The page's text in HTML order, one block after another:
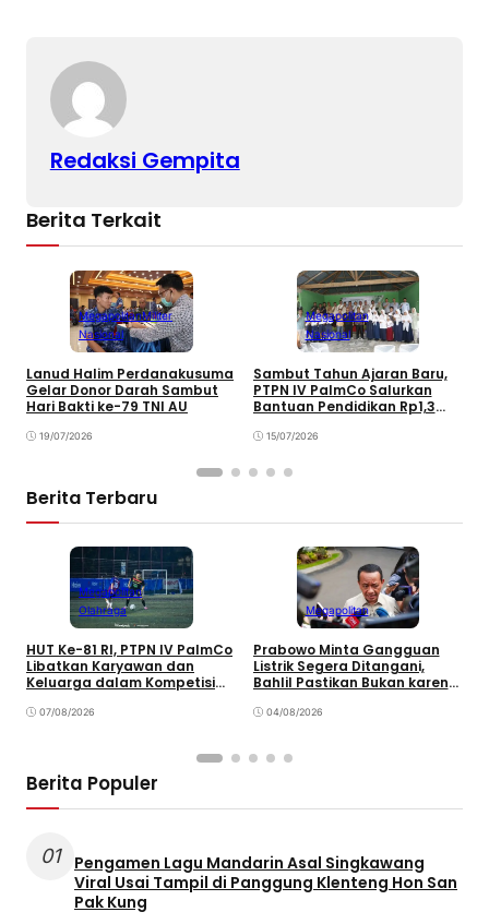
n
k
k
Redaksi Gempita
Berita Terkait
MegapolitanMiliter
Nasional
Lanud Halim Perdanakusuma
Gelar Donor Darah Sambut
Hari Bakti ke-79 TNI AU
19/07/2026
Megapolitan
Nasional
Sambut Tahun Ajaran Baru,
PTPN IV PalmCo Salurkan
Bantuan Pendidikan Rp1,3
15/07/2026
Berita Terbaru
Megapolitan
Olahraga
HUT Ke-81 RI, PTPN IV PalmCo
Libatkan Karyawan dan
Keluarga dalam Kompetisi
07/08/2026
Megapolitan
Prabowo Minta Gangguan
Listrik Segera Ditangani,
Bahlil Pastikan Bukan karena
04/08/2026
Berita Populer
01
Pengamen Lagu Mandarin Asal Singkawang
Viral Usai Tampil di Panggung Klenteng Hon San
Pak Kung